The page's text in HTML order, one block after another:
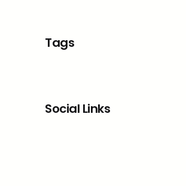
Tags
Social Links